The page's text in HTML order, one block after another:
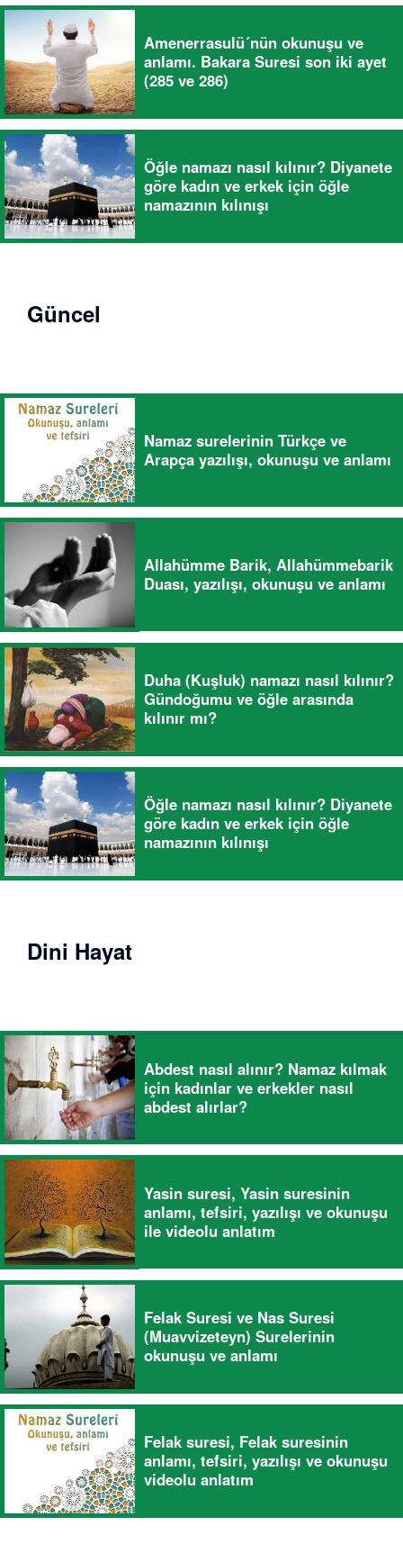
Amenerrasulü´nün okunuşu ve
anlamı. Bakara Suresi son iki ayet
(285 ve 286)
Öğle namazı nasıl kılınır? Diyanete
göre kadın ve erkek için öğle
namazının kılınışı
Güncel
Namaz surelerinin Türkçe ve
Arapça yazılışı, okunuşu ve anlamı
Allahümme Barik, Allahümmebarik
Duası, yazılışı, okunuşu ve anlamı
Duha (Kuşluk) namazı nasıl kılınır?
Gündoğumu ve öğle arasında
kılınır mı?
Öğle namazı nasıl kılınır? Diyanete
göre kadın ve erkek için öğle
namazının kılınışı
Dini Hayat
Abdest nasıl alınır? Namaz kılmak
için kadınlar ve erkekler nasıl
abdest alırlar?
Yasin suresi, Yasin suresinin
anlamı, tefsiri, yazılışı ve okunuşu
ile videolu anlatım
Felak Suresi ve Nas Suresi
(Muavvizeteyn) Surelerinin
okunuşu ve anlamı
Felak suresi, Felak suresinin
anlamı, tefsiri, yazılışı ve okunuşu
videolu anlatım